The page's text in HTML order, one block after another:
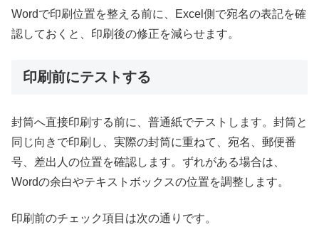
Wordで印刷位置を整える前に、Excel側で宛名の表記を確
認しておくと、印刷後の修正を減らせます。
印刷前にテストする
封筒へ直接印刷する前に、普通紙でテストします。封筒と
同じ向きで印刷し、実際の封筒に重ねて、宛名、郵便番
号、差出人の位置を確認します。ずれがある場合は、
Wordの余白やテキストボックスの位置を調整します。
印刷前のチェック項目は次の通りです。